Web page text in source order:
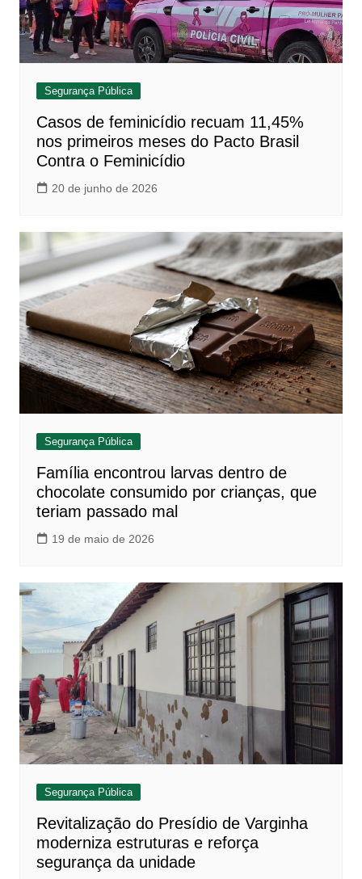
Segurança Pública
Casos de feminicídio recuam 11,45%
nos primeiros meses do Pacto Brasil
Contra o Feminicídio
20 de junho de 2026
Segurança Pública
Família encontrou larvas dentro de
chocolate consumido por crianças, que
teriam passado mal
19 de maio de 2026
Segurança Pública
Revitalização do Presídio de Varginha
moderniza estruturas e reforça
segurança da unidade